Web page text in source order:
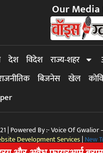
Our
देश विदेश राज्य-शहर
बिजनेस खेल
| Powered By :- Voice Of Gwalior
Development Services| New